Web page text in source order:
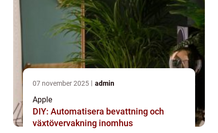
07 november 2025 admin
Apple
DIY: Automatisera bevattning och
växtövervakning inomhus